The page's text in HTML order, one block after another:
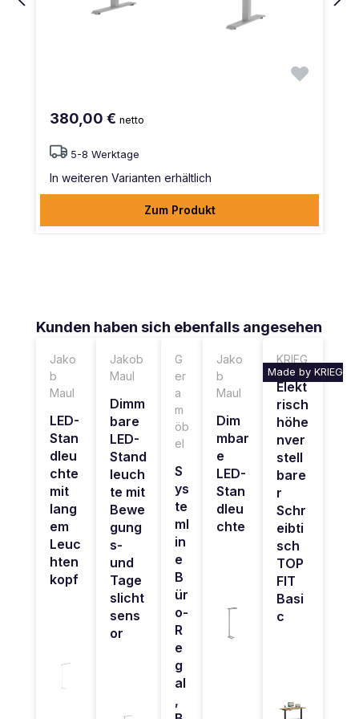
380,00 € netto
5-8 Werktage
In weiteren Varianten erhältlich
Zum Produkt
Produktgalerie überspringen
Kunden haben sich ebenfalls angesehen
Jako
b
Maul
LED-
Stan
dleu
chte
mit
lang
em
Leuc
hten
kopf
Jakob
Maul
Dimm
bare
LED-
Stand
leuch
te mit
Bewe
gung
s-
und
Tage
slicht
sens
or
G
er
a
m
öb
el
S
ys
te
ml
in
e
B
ür
o-
R
e
g
al
,
Jako
b
Maul
Dim
mbar
e
LED-
Stan
dleu
chte
KRIEG
Made by KRIEG
Elekt
risch
höhe
nver
stell
bare
r
Schr
eibti
sch
TOP
FIT
Basi
c